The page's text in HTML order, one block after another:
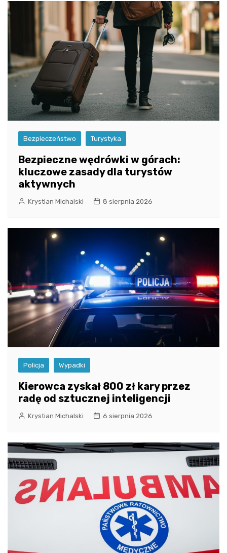
Bezpieczeństwo Turystyka
Bezpieczne wędrówki w górach:
kluczowe zasady dla turystów
aktywnych
Krystian Michalski 8 sierpnia 2026
Policja Wypadki
Kierowca zyskał 800 zł kary przez
radę od sztucznej inteligencji
Krystian Michalski 6 sierpnia 2026